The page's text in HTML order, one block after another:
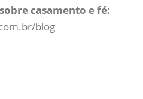
casamento e fé:
blog